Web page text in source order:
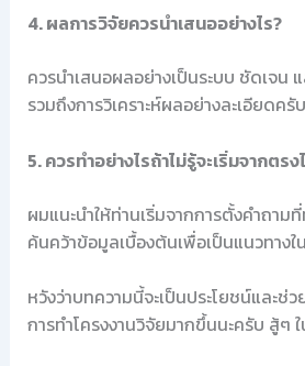
4. ผลการวิจัยควรนำเสนออย่างไร?
ควรนำเสนอผลอย่างเป็นระบบ ชัดเจน แ
รวมถึงการวิเคราะห์ผลอย่างละเอียดครับ
5. ควรทำอย่างไรถ้าไม่รู้จะเริ่มจากตรง
ผมแนะนำให้ท่านเริ่มจากการตั้งคำถาม
ค้นคว้าข้อมูลเบื้องต้นเพื่อเป็นแนวทาง
หวังว่าบทความนี้จะเป็นประโยชน์และช่ว
การทำโครงงานวิจัยมากขึ้นนะครับ สู้ๆ